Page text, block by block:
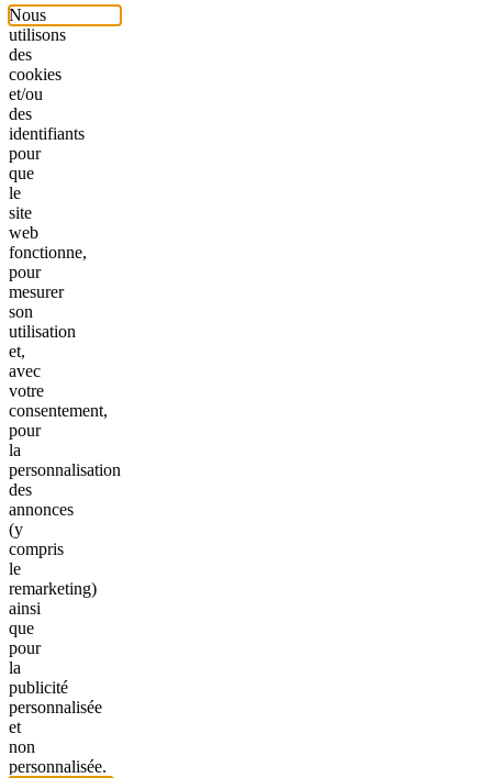
Nous
utilisons
des
cookies
et/ou
des
identifiants
pour
que
le
site
web
fonctionne,
pour
mesurer
son
utilisation
et,
avec
votre
consentement,
pour
la
personnalisation
des
annonces
(y
compris
le
remarketing)
ainsi
que
pour
la
publicité
personnalisée
et
non
personnalisée.